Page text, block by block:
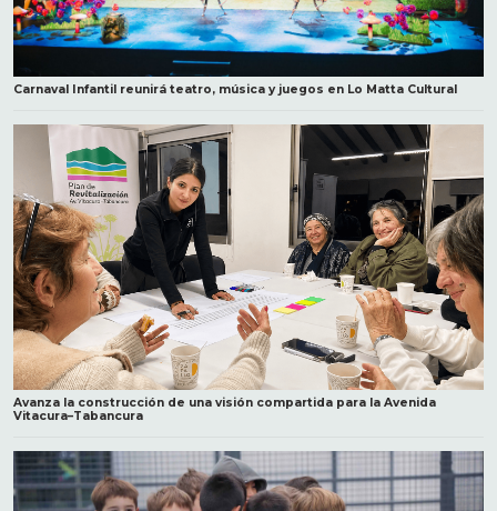
Carnaval Infantil reunirá teatro, música y juegos en Lo Matta Cultural
Avanza la construcción de una visión compartida para la Avenida
Vitacura–Tabancura